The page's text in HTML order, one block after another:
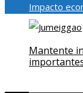
Impacto
Montenegro
ambiental
intestinal
Mantente